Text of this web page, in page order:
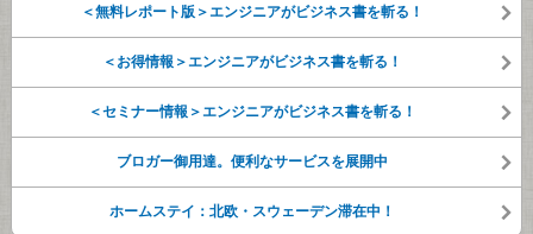
＜無料レポート版＞エンジニアがビジネス書を斬る！
＜お得情報＞エンジニアがビジネス書を斬る！
＜セミナー情報＞エンジニアがビジネス書を斬る！
ブロガー御用達。便利なサービスを展開中
ホームステイ：北欧・スウェーデン滞在中！